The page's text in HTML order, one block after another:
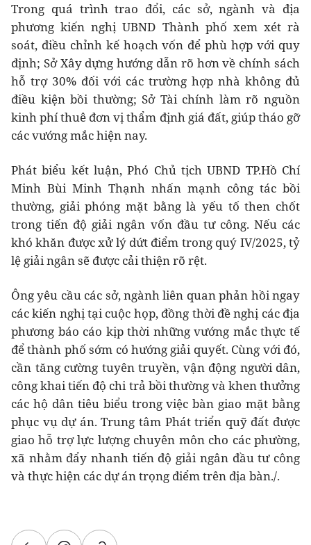
Trong quá trình trao đổi, các sở, ngành và địa
phương kiến nghị UBND Thành phố xem xét rà
soát, điều chỉnh kế hoạch vốn để phù hợp với quy
định; Sở Xây dựng hướng dẫn rõ hơn về chính sách
hỗ trợ 30% đối với các trường hợp nhà không đủ
điều kiện bồi thường; Sở Tài chính làm rõ nguồn
kinh phí thuê đơn vị thẩm định giá đất, giúp tháo gỡ
các vướng mắc hiện nay.
Phát biểu kết luận, Phó Chủ tịch UBND TP.Hồ Chí
Minh Bùi Minh Thạnh nhấn mạnh công tác bồi
thường, giải phóng mặt bằng là yếu tố then chốt
trong tiến độ giải ngân vốn đầu tư công. Nếu các
khó khăn được xử lý dứt điểm trong quý IV/2025, tỷ
lệ giải ngân sẽ được cải thiện rõ rệt.
Ông yêu cầu các sở, ngành liên quan phản hồi ngay
các kiến nghị tại cuộc họp, đồng thời đề nghị các địa
phương báo cáo kịp thời những vướng mắc thực tế
để thành phố sớm có hướng giải quyết. Cùng với đó,
cần tăng cường tuyên truyền, vận động người dân,
công khai tiến độ chi trả bồi thường và khen thưởng
các hộ dân tiêu biểu trong việc bàn giao mặt bằng
phục vụ dự án. Trung tâm Phát triển quỹ đất được
giao hỗ trợ lực lượng chuyên môn cho các phường,
xã nhằm đẩy nhanh tiến độ giải ngân đầu tư công
và thực hiện các dự án trọng điểm trên địa bàn./.